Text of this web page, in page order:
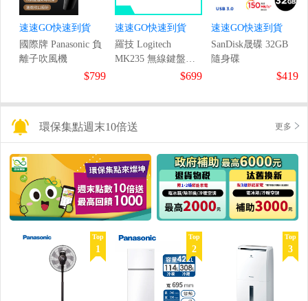
速速GO快速到貨
國際牌 Panasonic 負
離子吹風機
$799
速速GO快速到貨
羅技 Logitech
MK235 無線鍵盤滑
$699
速速GO快速到貨
SanDisk晟碟 32GB
隨身碟
$419
環保集點週末10倍送 更多
Top
1
Top
2
Top
3